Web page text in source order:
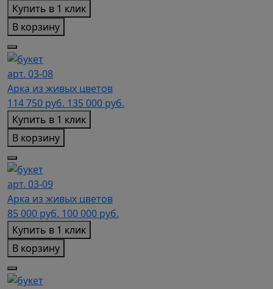
Купить в 1 клик
В корзину
арт. 03-08
Арка из живых цветов
114 750 руб. 135 000 руб.
Купить в 1 клик
В корзину
арт. 03-09
Арка из живых цветов
85 000 руб. 100 000 руб.
Купить в 1 клик
В корзину